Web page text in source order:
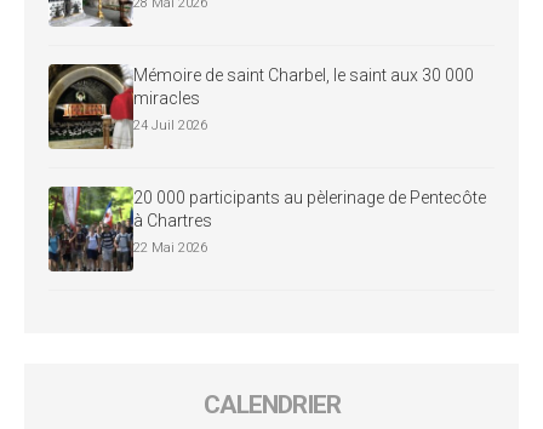
Mémoire de saint Charbel, le saint aux 30 000
miracles
24 Juil 2026
20 000 participants au pèlerinage de Pentecôte
à Chartres
22 Mai 2026
CALENDRIER